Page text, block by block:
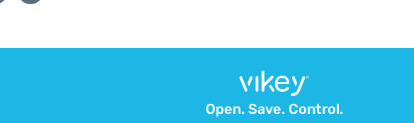
Open. Save. Control.